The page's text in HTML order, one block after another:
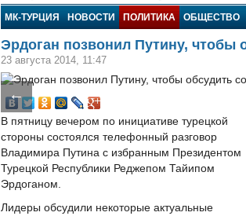
МК-Турция
МК-ТУРЦИЯ НОВОСТИ ПОЛИТИКА ОБЩЕСТВО
Эрдоган позвонил Путину, чтобы
23 августа 2014, 11:47
←
В пятницу вечером по инициативе турецкой
стороны состоялся телефонный разговор
Владимира Путина с избранным Президентом
Турецкой Республики Реджепом Тайипом
Эрдоганом.
Лидеры обсудили некоторые актуальные